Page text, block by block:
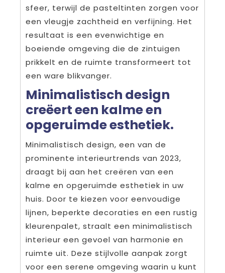
sfeer, terwijl de pasteltinten zorgen voor
een vleugje zachtheid en verfijning. Het
resultaat is een evenwichtige en
boeiende omgeving die de zintuigen
prikkelt en de ruimte transformeert tot
een ware blikvanger.
Minimalistisch design
creëert een kalme en
opgeruimde esthetiek.
Minimalistisch design, een van de
prominente interieurtrends van 2023,
draagt bij aan het creëren van een
kalme en opgeruimde esthetiek in uw
huis. Door te kiezen voor eenvoudige
lijnen, beperkte decoraties en een rustig
kleurenpalet, straalt een minimalistisch
interieur een gevoel van harmonie en
ruimte uit. Deze stijlvolle aanpak zorgt
voor een serene omgeving waarin u kunt